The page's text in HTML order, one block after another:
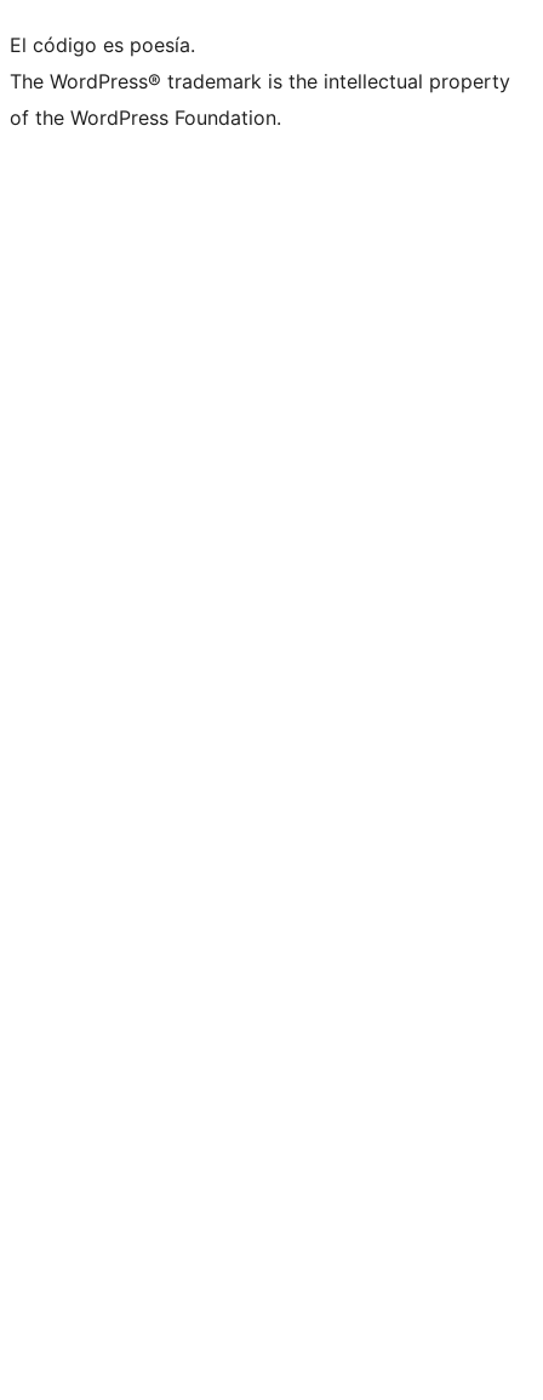
El código es poesía.
The WordPress® trademark is the intellectual property
of the WordPress Foundation.